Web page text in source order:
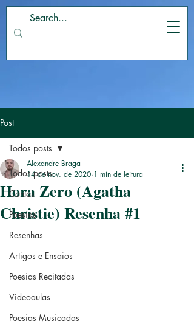
Post
Todos posts
Contos
Poesias
Resenhas
Artigos e Ensaios
Poesias Recitadas
Videoaulas
Poesias Musicadas
Todos posts
Hora Zero (Agatha
Christie) Resenha #1
Alexandre Braga
14 de nov. de 2020 1 min de leitura